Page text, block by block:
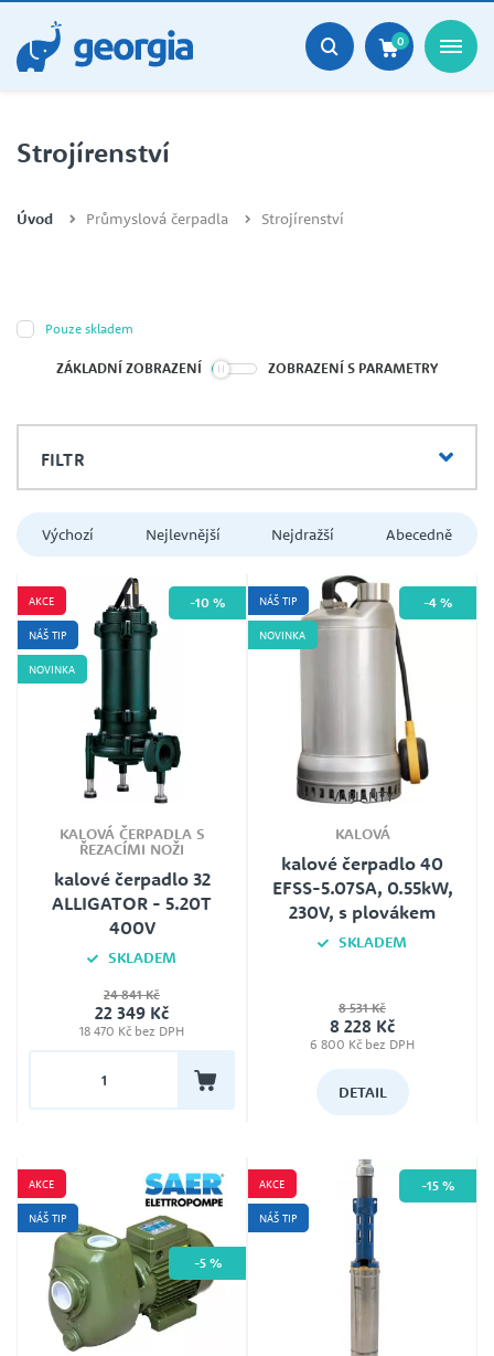
0
Strojírenství
Úvod Průmyslová čerpadla Strojírenství
Pouze skladem
ZÁKLADNÍ ZOBRAZENÍ ZOBRAZENÍ S PARAMETRY
FILTR
Brinkmann
Calpeda
EBARA
FLYGT
HCP PUMP
KSB
Lowara
RITZ
SAER
Schmalenberger
Speck pumpen
147 620 Kč
Výchozí Nejlevnější Nejdražší Abecedně
AKCE
NÁŠ TIP
NOVINKA
-10 %
KALOVÁ ČERPADLA S
ŘEZACÍMI NOŽI
kalové čerpadlo 32
ALLIGATOR - 5.20T
400V
SKLADEM
Jmenovité napětí
400 V
24 841 Kč
22 349 Kč
18 470 Kč bez DPH
NÁŠ TIP
NOVINKA
-4 %
VARIANTY
KALOVÁ
kalové čerpadlo 40
EFSS-5.07SA, 0.55kW,
230V, s plovákem
SKLADEM
kalové čerpadlo 40 EFSS-5.07SA,
kalové čerpadlo 40 EFSS-5.10SA,
kalové čerpadlo 40 EFSS-5.15SA
8 531 Kč
8 228 Kč
6 800 Kč bez DPH
DETAIL
AKCE
NÁŠ TIP
-5 %
AKCE
NÁŠ TIP
-15 %